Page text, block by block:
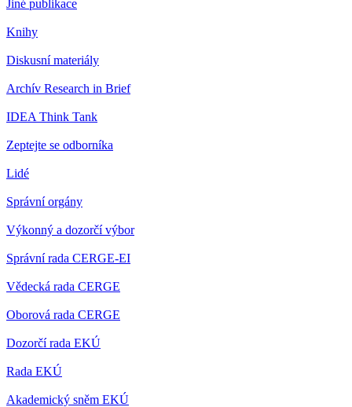
Jiné publikace
Knihy
Diskusní materiály
Archív Research in Brief
IDEA Think Tank
Zeptejte se odborníka
Lidé
Správní orgány
Výkonný a dozorčí výbor
Správní rada CERGE-EI
Vědecká rada CERGE
Oborová rada CERGE
Dozorčí rada EKÚ
Rada EKÚ
Akademický sněm EKÚ